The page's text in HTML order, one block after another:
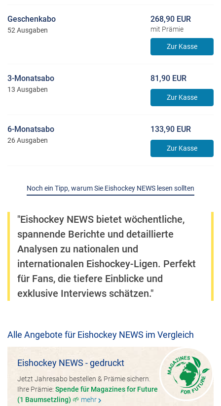
Geschenkabo
52 Ausgaben
268,90 EUR
mit Prämie
Zur Kasse
3-Monatsabo
13 Ausgaben
81,90 EUR
Zur Kasse
6-Monatsabo
26 Ausgaben
133,90 EUR
Zur Kasse
Noch ein Tipp, warum Sie Eishockey NEWS lesen sollten
"Eishockey NEWS bietet wöchentliche,
spannende Berichte und detaillierte
Analysen zu nationalen und
internationalen Eishockey-Ligen. Perfekt
für Fans, die tiefere Einblicke und
exklusive Interviews schätzen."
Alle Angebote für Eishockey NEWS im Vergleich
Eishockey NEWS - gedruckt
Jetzt Jahresabo bestellen & Prämie sichern.
Ihre Prämie: Spende für Magazines for Future
(1 Baumsetzling) 🌱 mehrchevron_right